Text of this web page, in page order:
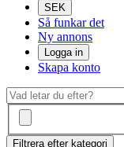
SEK
Så funkar det
Ny annons
Logga in
Skapa konto
Filtrera efter kategori